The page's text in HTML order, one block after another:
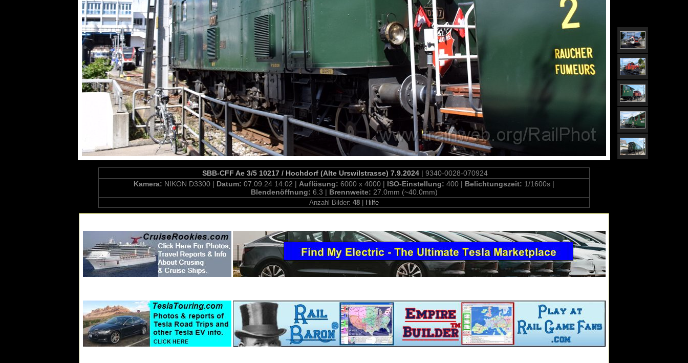
SBB-CFF Ae 3/5 10217 / Hochdorf (Alte Urswilstrasse) 7.9.2024 | 9340-0028-070924
Kamera: NIKON D3300 | Datum: 07.09.24 14:02 | Auflösung: 6000 x 4000 | ISO-Einstellung: 400 | Belichtungszeit: 1/1600s |
Blendenöffnung: 6.3 | Brennweite: 27.0mm (~40.0mm)
Anzahl Bilder: 48 Hilfe